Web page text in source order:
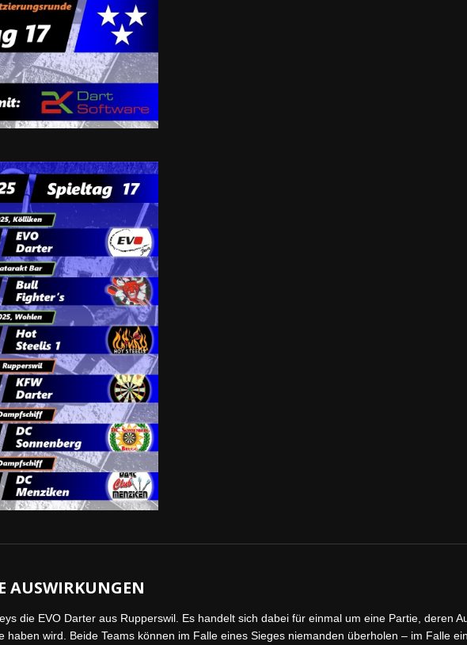
AUSWIRKUNGEN
die EVO Darter aus Rupperswil. Es handelt sich dabei für einmal um eine Partie, deren
haben wird. Beide Teams können im Falle eines Sieges niemanden überholen – im Falle